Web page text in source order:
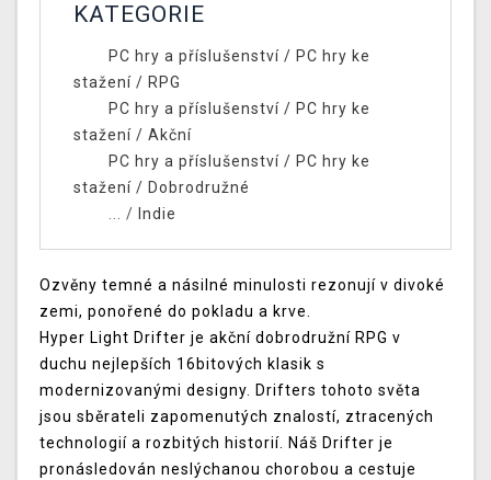
KATEGORIE
PC hry a příslušenství/ PC hry ke
stažení / RPG
PC hry a příslušenství/ PC hry ke
stažení / Akční
PC hry a příslušenství/ PC hry ke
stažení / Dobrodružné
... / Indie
Ozvěny temné a násilné minulosti rezonují v divoké
zemi, ponořené do pokladu a krve.
Hyper Light Drifter je akční dobrodružní RPG v
duchu nejlepších 16bitových klasik s
modernizovanými designy. Drifters tohoto světa
jsou sběrateli zapomenutých znalostí, ztracených
technologií a rozbitých historií. Náš Drifter je
pronásledován neslýchanou chorobou a cestuje